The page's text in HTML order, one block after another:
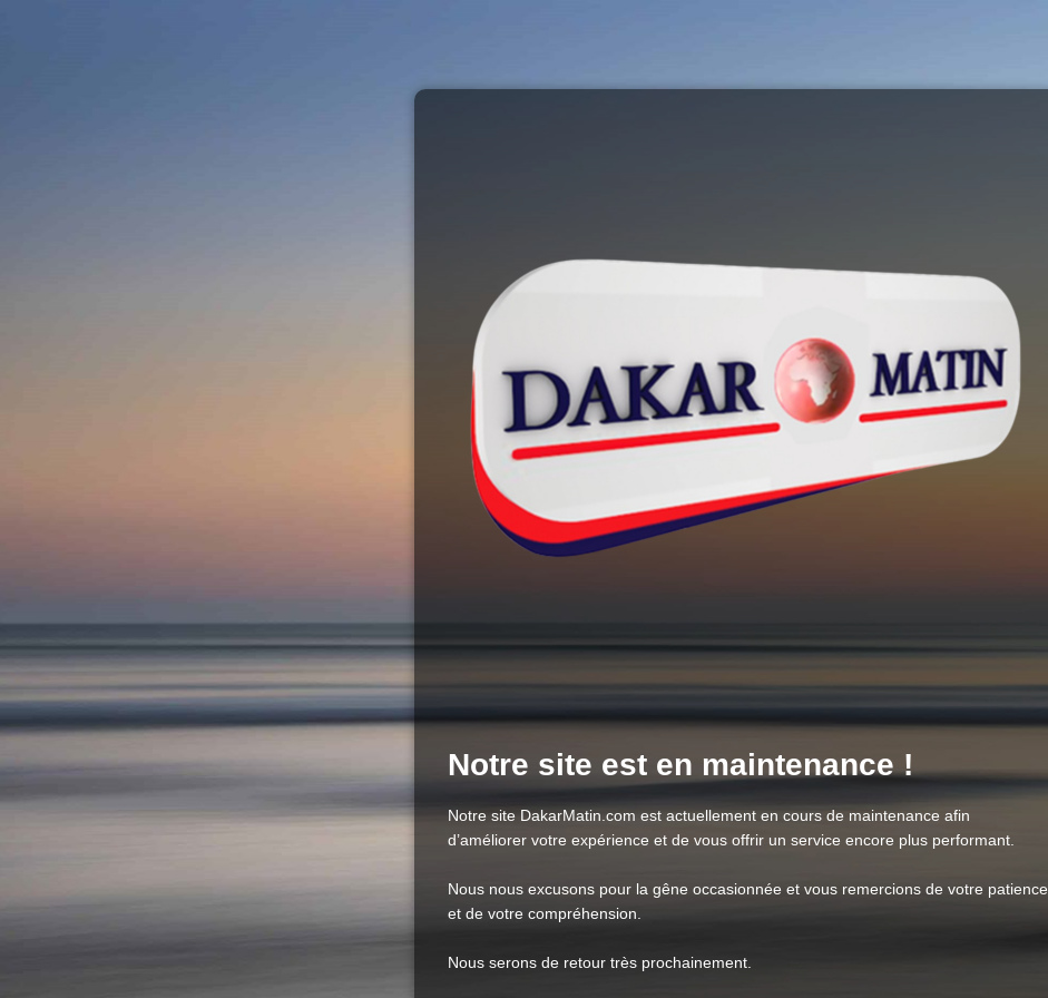
Notre site est en maintenance !
Notre site DakarMatin.com est actuellement en cours de maintenance afin
d’améliorer votre expérience et de vous offrir un service encore plus performant.
Nous nous excusons pour la gêne occasionnée et vous remercions de votre patience
et de votre compréhension.
Nous serons de retour très prochainement.